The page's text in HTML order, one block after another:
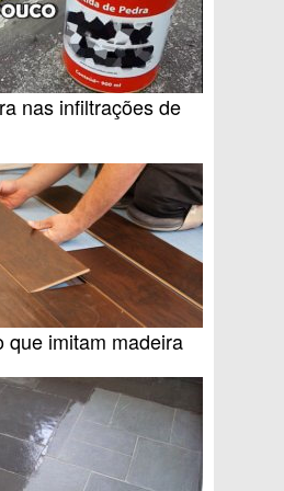
nas infiltrações de
que imitam madeira